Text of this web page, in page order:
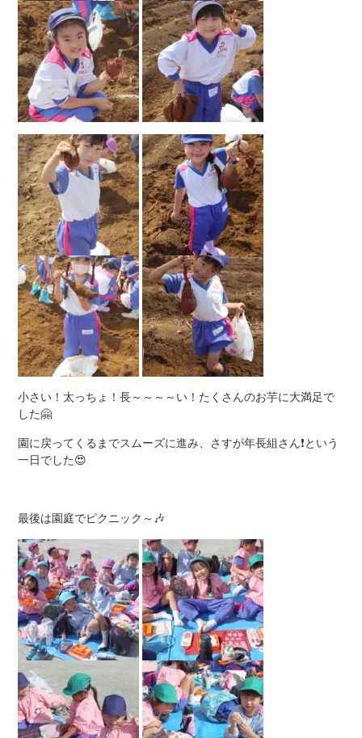
小さい！太っちょ！長～～～～い！たくさんのお芋に大満足で
した🤗
園に戻ってくるまでスムーズに進み、さすが年長組さん❗という
一日でした😍
最後は園庭でピクニック～🎶